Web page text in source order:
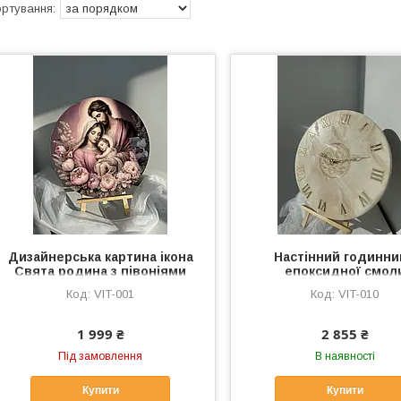
Дизайнерська картина ікона
Свята родина з півоніями
ручної роботи
VIT-001
1 999 ₴
Під замовлення
Купити
Настінний
епоксидної
римськимиVIT-010
2 855 ₴
В наявності
Купити